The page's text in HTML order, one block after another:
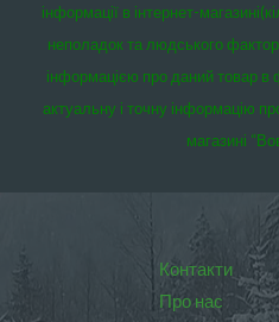
інформації в інтернет-
неполадок та людського
інформацією про даний товар в
актуальну і точну інформацію
магазині
Контакти
Про нас